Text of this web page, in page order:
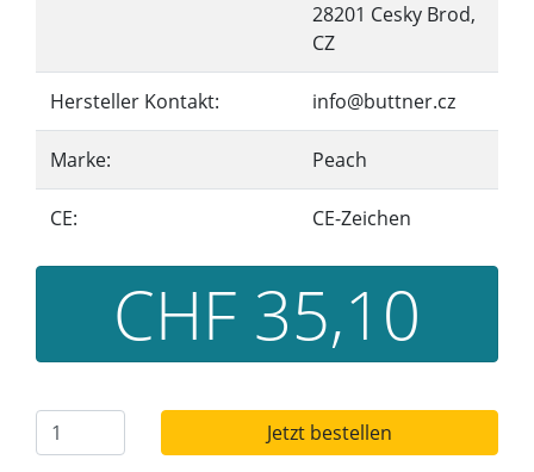
28201 Cesky Brod,
CZ
Hersteller Kontakt: info@buttner.cz
Marke: Peach
CE: CE-Zeichen
CHF 35,10
Jetzt bestellen